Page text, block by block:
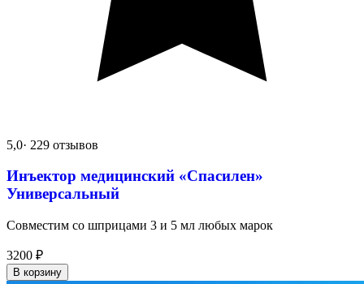
5,0· 229 отзывов
Инъектор медицинский «Спасилен»
Универсальный
Совместим со шприцами 3 и 5 мл любых марок
3200 ₽
В корзину